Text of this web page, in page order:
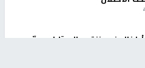
في غزة.. والاحتلال يصعّد